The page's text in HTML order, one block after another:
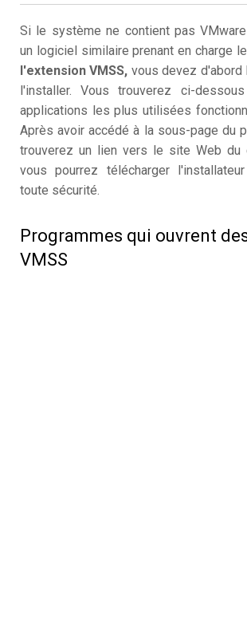
Si le système ne contient pas
un logiciel similaire prenant en charge
l'extension VMSS, vous devez d'abord
l'installer. Vous trouverez ci-
applications les plus utilisées
Après avoir accédé à la sous-page du
trouverez un lien vers le site Web du
vous pourrez télécharger
toute sécurité.
Programmes qui ouvrent
VMSS